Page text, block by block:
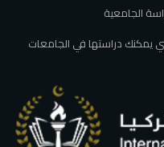
الجامعية
يمكنك دراستها في الجامعات